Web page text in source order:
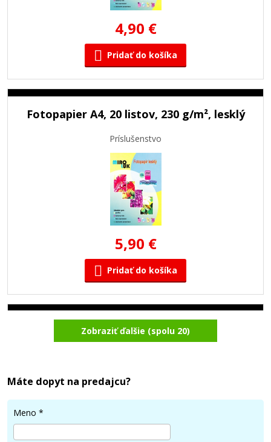
4,90 €
Pridať do košíka
Fotopapier A4, 20 listov, 230 g/m², lesklý
Príslušenstvo
5,90 €
Pridať do košíka
Fotopapier A4, 50 listov, 135 g/m²,
obojstranný lesklý
Zobraziť ďalšie (spolu 20)
Máte dopyt na predajcu?
Meno *